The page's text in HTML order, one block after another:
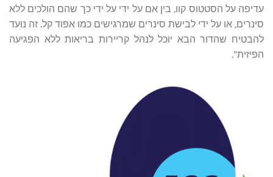
עדיפה על הסטטוס קוו, בין אם על ידי על ידי כך שהם הולכים ללא
סינרים, או על ידי לבישת סינרים שמרגישים כמו אפוד קל. זה נועד
להבטיח שהדור הבא יוכל לנהל קריירות בריאות ללא הפגיעה
הפיזית".